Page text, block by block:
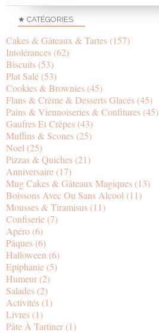
★ CATÉGORIES
Cakes & Gâteaux & Tartes (157)
Intolérances (62)
Biscuits (53)
Plat Salé (53)
Cookies & Brownies (45)
Flans & Crème & Desserts Glacés (45)
Pains & Viennoiseries & Confitures (45)
Gaufres Et Crêpes (43)
Muffins & Scones (25)
Noel (25)
Pizzas & Quiches (21)
Anniversaire (17)
Mug Cakes & Gâteaux Magiques (13)
Boissons Avec Ou Sans Alcool (11)
Mousses & Tiramisus (11)
Confiserie (7)
Apéro (6)
Pâques (6)
Halloween (6)
Epiphanie (5)
Humeur (2)
Salades (2)
Activités (1)
Livres (1)
Pâte À Tartiner (1)